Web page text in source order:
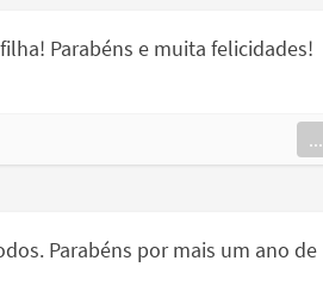
Parabéns e muita felicidades!
...
Parabéns por mais um ano de